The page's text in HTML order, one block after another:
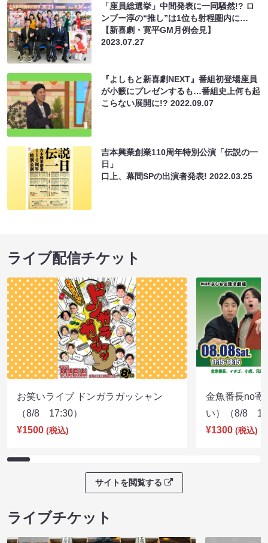
「座員総選挙」中間発表に一同騒然!? ロ
ンブー淳の“推し”は1位も射程圏内に…
【新喜劇・寛平GM月例会見】
2023.07.27
『よしもと新喜劇NEXT』番組初登場座員
が小籔にプレゼンするも…番組史上何も起
こらない展開に!?2022.09.07
吉本興業創業110周年特別公演「伝説の一
日」
口上、幕間SPの出演者発表!2022.03.25
ライブ配信チケット
お笑いライブ ドンガラガッシャン
（8/8 17:30）
¥1500 (税込)
金魚番長no寄
い）（8/8
¥1300 (税込)
サイトを閲覧する
ライブチケット